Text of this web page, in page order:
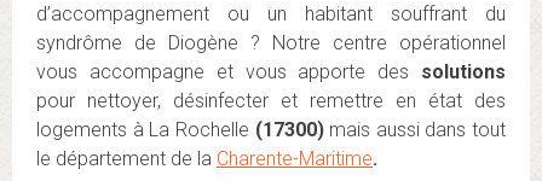
d’accompagnement ou un habitant souffrant du
syndrôme de Diogène ? Notre centre opérationnel
vous accompagne et vous apporte des solutions
pour nettoyer, désinfecter et remettre en état des
logements à La Rochelle (17300)mais aussi dans tout
le département de la Charente-Maritime.